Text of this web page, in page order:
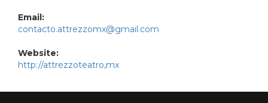
Email:
contacto.attrezzomx@gmail.com
Website:
http://attrezzoteatro,mx